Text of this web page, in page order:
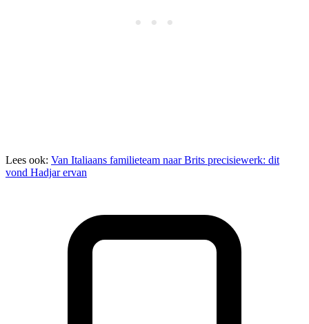
Lees ook: Van Italiaans familieteam naar Brits precisiewerk: dit
vond Hadjar ervan